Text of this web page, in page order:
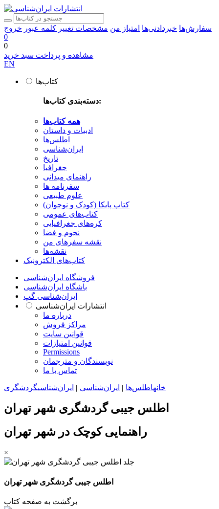
سفارش‌ها خبردادنی‌ها امتیاز من مشخصات تغییر کلمه عبور خروج
0
0
مشاهده و پرداخت سبد خرید
EN
کتاب‌ها
دسته‌بندی کتاب‌ها:
همه کتاب‌ها
ادبیات و داستان
اطلس‌ها
ایران‌شناسی
تاریخ
جغرافیا
راهنمای میدانی
سفرنامه‌ ها
علوم طبیعی
کتاب‌ پایکا (کودک و نوجوان)
کتاب‌های عمومی
کره‌های جغرافیایی
نجوم و فضا
نقشه سفرهای من
نقشه‌ها
کتاب‌های الکترونیک
فروشگاه ایران‌شناسی
باشگاه ایران‌شناسی
ایران‌شناسی گپ
انتشارات ایران‌شناسی
درباره ما
مراکز فروش
قوانین سایت
قوانین امتیازات
Permissions
نویسندگان و مترجمان
تماس با ما
خانهاطلس‌ها | ایران‌شناسی | ایران‌شناسیگردشگری
اطلس جیبی گردشگری شهر تهران
راهنمایی کوچک در شهر تهران
×
اطلس جیبی گردشگری شهر تهران
برگشت به صفحه کتاب